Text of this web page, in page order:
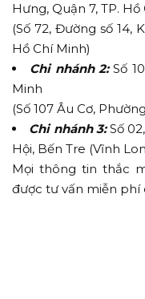
Hưng, Quận 7, TP.
(Số 72, Đường số 14,
Hồ Chí Minh)
Chi nhánh 2:Số
Minh
(Số 107 Âu Cơ,
Chi nhánh 3:Số
Hội, Bến Tre (Vĩnh
Mọi thông tin thắc
được tư vấn miễn phí